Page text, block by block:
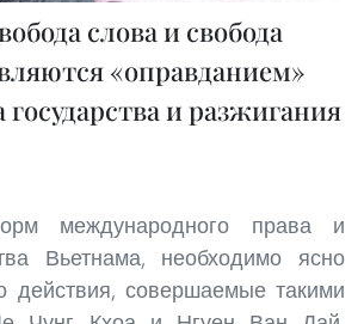
слова и свобода
«оправданием»
и разжигания
международного права и
Вьетнама, необходимо ясно
действия, совершаемые такими